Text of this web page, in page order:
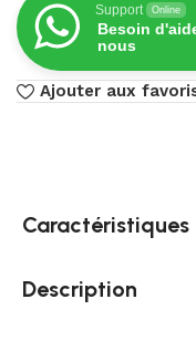
Support Online
Besoin
nous
Ajouter aux
Caractéristiques
Description